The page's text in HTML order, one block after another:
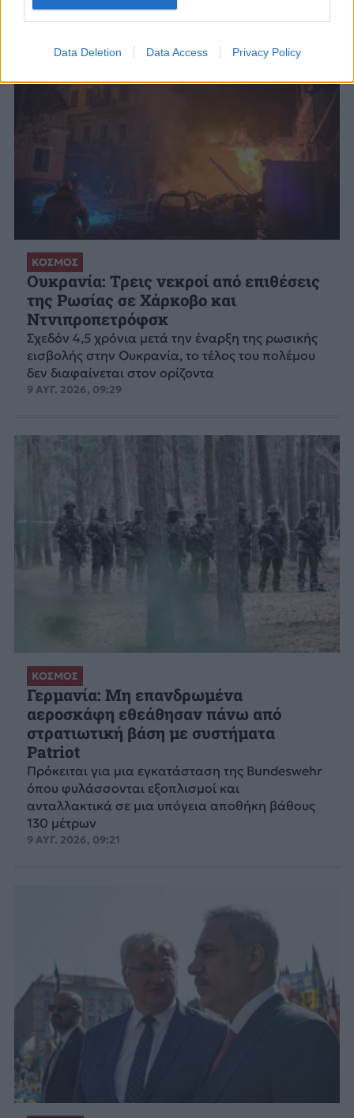
Data Deletion Data Access Privacy Policy
ΚΟΣΜΟΣ
Ουκρανία: Τρεις νεκροί από επιθέσεις
της Ρωσίας σε Χάρκοβο και
Ντνιπροπετρόφσκ
Σχεδόν 4,5 χρόνια μετά την έναρξη της ρωσικής
εισβολής στην Ουκρανία, το τέλος του πολέμου
δεν διαφαίνεται στον ορίζοντα
9 ΑΥΓ. 2026, 09:29
ΚΟΣΜΟΣ
Γερμανία: Μη επανδρωμένα
αεροσκάφη εθεάθησαν πάνω από
στρατιωτική βάση με συστήματα
Patriot
Πρόκειται για μια εγκατάσταση της Bundeswehr
όπου φυλάσσονται εξοπλισμοί και
ανταλλακτικά σε μια υπόγεια αποθήκη βάθους
130 μέτρων
9 ΑΥΓ. 2026, 09:21